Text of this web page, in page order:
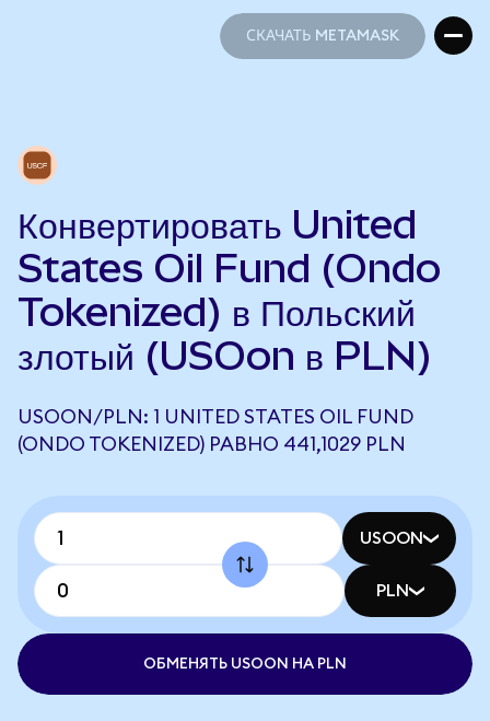
СКАЧАТЬ METAMASK
Конвертировать United
States Oil Fund (Ondo
Tokenized) в Польский
злотый (USOon в PLN)
USOON/PLN: 1 UNITED STATES OIL FUND
(ONDO TOKENIZED) РАВНО 441,1029 PLN
USOON
PLN
ОБМЕНЯТЬ USOON НА PLN